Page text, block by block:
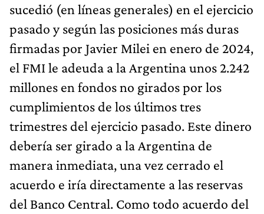
sucedió (en líneas generales) en el ejercicio
pasado y según las posiciones más duras
firmadas por Javier Milei en enero de 2024,
el FMI le adeuda a la Argentina unos 2.242
millones en fondos no girados por los
cumplimientos de los últimos tres
trimestres del ejercicio pasado. Este dinero
debería ser girado a la Argentina de
manera inmediata, una vez cerrado el
acuerdo e iría directamente a las reservas
del Banco Central. Como todo acuerdo del